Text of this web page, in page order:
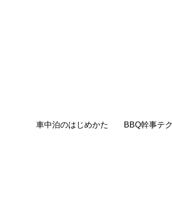
車中泊のはじめかた BBQ幹事テ